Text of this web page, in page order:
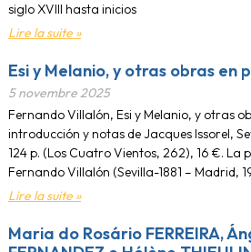
siglo XVIII hasta inicios
Lire la suite »
Esi y Melanio, y otras obras en
5 novembre 2025
Fernando Villalón, Esi y Melanio, y otras
introducción y notas de Jacques Issorel,
124 p. (Los Cuatro Vientos, 262), 16 €.
Fernando Villalón (Sevilla-1881 – Madrid,
Lire la suite »
Maria do Rosário FERREIRA,